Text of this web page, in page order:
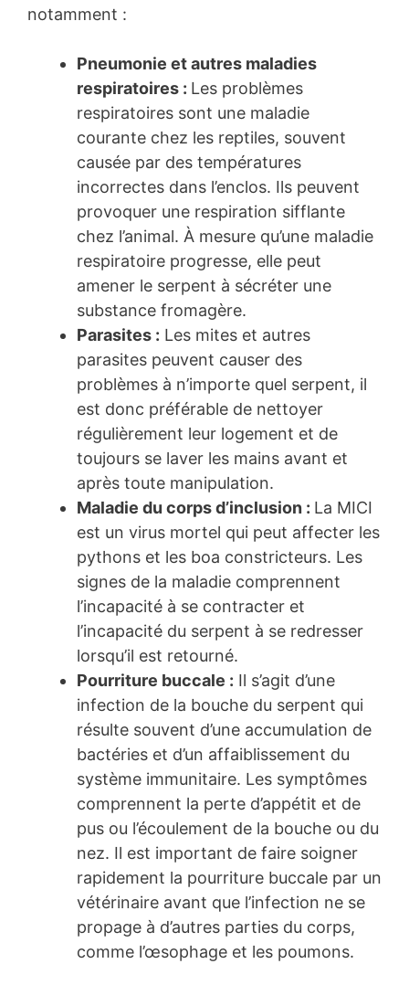
notamment :
Pneumonie et autres maladies
respiratoires : Les problèmes
respiratoires sont une maladie
courante chez les reptiles, souvent
causée par des températures
incorrectes dans l’enclos. Ils peuvent
provoquer une respiration sifflante
chez l’animal. À mesure qu’une maladie
respiratoire progresse, elle peut
amener le serpent à sécréter une
substance fromagère.
Parasites : Les mites et autres
parasites peuvent causer des
problèmes à n’importe quel serpent, il
est donc préférable de nettoyer
régulièrement leur logement et de
toujours se laver les mains avant et
après toute manipulation.
Maladie du corps d’inclusion : La MICI
est un virus mortel qui peut affecter les
pythons et les boa constricteurs. Les
signes de la maladie comprennent
l’incapacité à se contracter et
l’incapacité du serpent à se redresser
lorsqu’il est retourné.
Pourriture buccale : Il s’agit d’une
infection de la bouche du serpent qui
résulte souvent d’une accumulation de
bactéries et d’un affaiblissement du
système immunitaire. Les symptômes
comprennent la perte d’appétit et de
pus ou l’écoulement de la bouche ou du
nez. Il est important de faire soigner
rapidement la pourriture buccale par un
vétérinaire avant que l’infection ne se
propage à d’autres parties du corps,
comme l’œsophage et les poumons.